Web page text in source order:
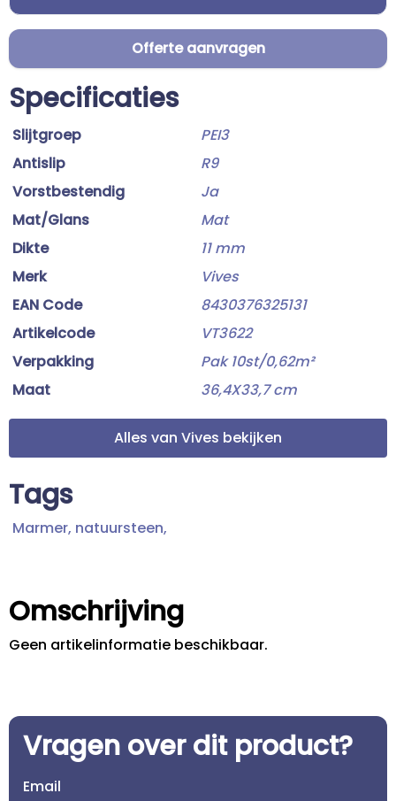
Offerte aanvragen
Specificaties
Slijtgroep
PEI3
Antislip
R9
Vorstbestendig
Ja
Mat/Glans
Mat
Dikte
11 mm
Merk
Vives
EAN Code
8430376325131
Artikelcode
VT3622
Verpakking
Pak 10st/0,62m²
Maat
36,4X33,7 cm
Alles van Vives bekijken
Tags
Marmer, natuursteen,
Omschrijving
Geen artikelinformatie beschikbaar.
Vragen over dit product?
Email